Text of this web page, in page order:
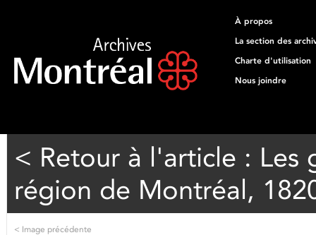
À propos
La section des
Charte d'utilisation
Nous joindre
< Retour à l'article : Les
région de Montréal,
< Image précédente